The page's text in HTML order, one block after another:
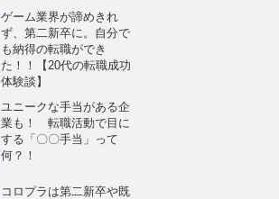
ゲーム業界が諦めきれ
ず、第二新卒に。自分で
も納得の転職ができ
た！！【20代の転職成功
体験談】
ユニークな手当がある企
業も！ 転職活動で目に
する「〇〇手当」って
何？！
コロプラは第二新卒や既